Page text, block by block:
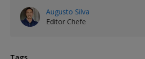
Augusto Silva
Editor Chefe